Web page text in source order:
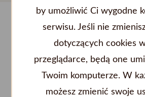
POPULARNE LOKALIZACJE
by umożliwić Ci wygodne
serwisu. Jeśli nie
dotyczących cookies
przeglądarce, będą one
Twoim komputerze. W
możesz zmienić swoje